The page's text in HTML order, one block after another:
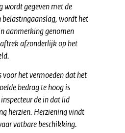
gegeven met de
belastingaanslag, wordt het
aanmerking genomen
afzonderlijk op het
voor het vermoeden dat het
bedrag te hoog is
de in dat lid
herzien. Herziening vindt
vatbare beschikking.